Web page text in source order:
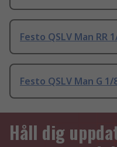
Festo QSLV Man RR
Festo QSLV Man G 1/
Håll dig